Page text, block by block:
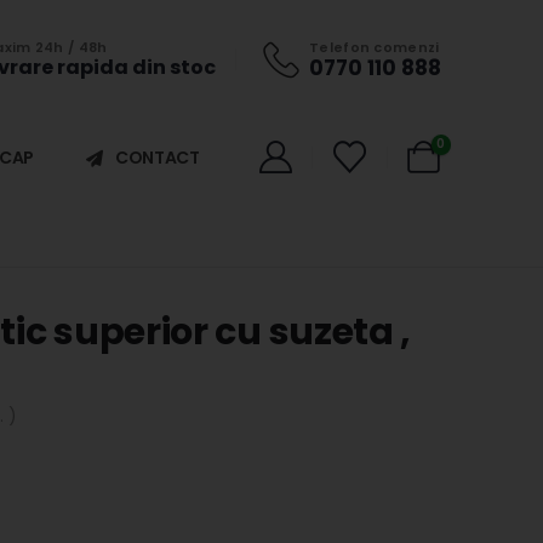
24h / 48h
rapida din stoc
Telefon comenzi
0770 110 888
CONTACT
0
superior cu suzeta ,